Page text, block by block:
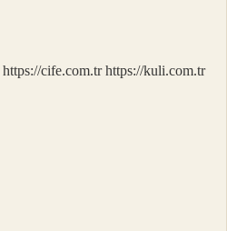
https://cife.com.tr https://kuli.com.tr